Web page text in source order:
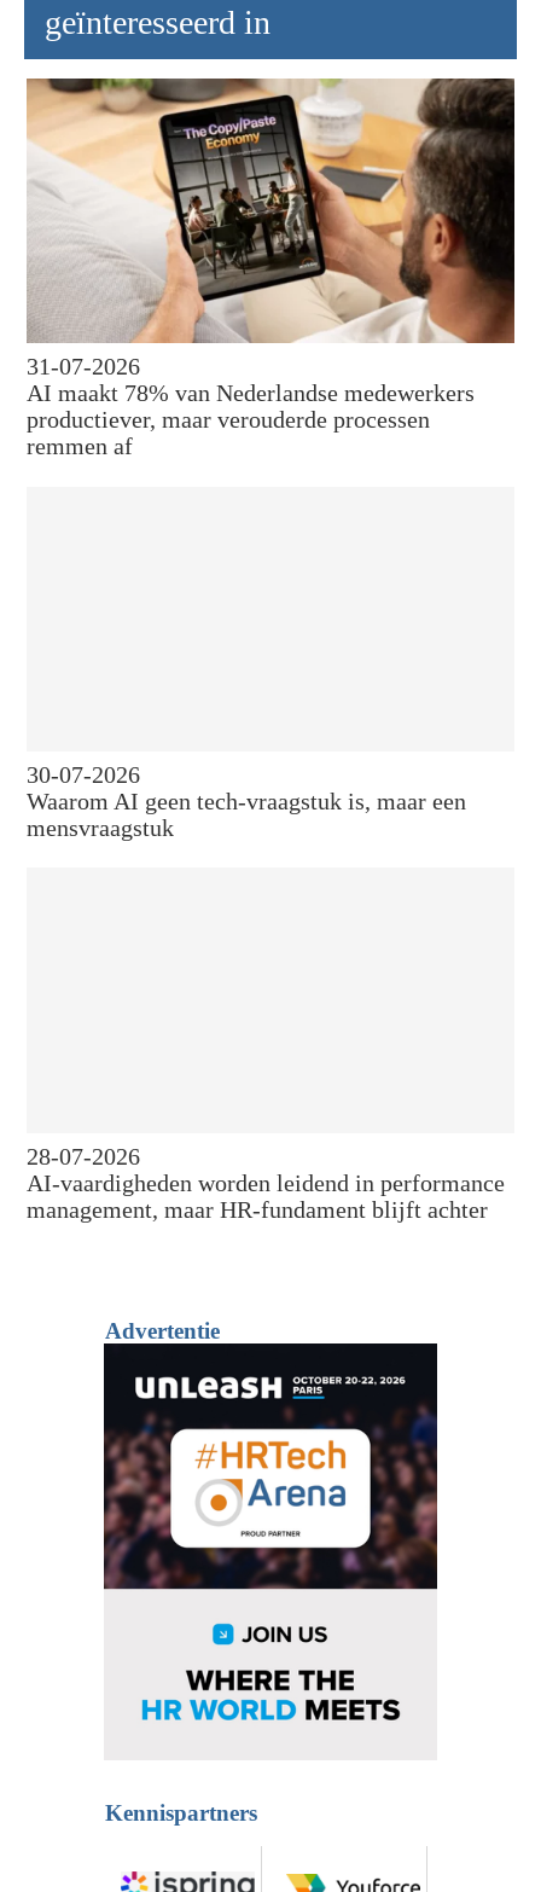
geïnteresseerd in
31-07-2026
AI maakt 78% van Nederlandse medewerkers
productiever, maar verouderde processen
remmen af
30-07-2026
Waarom AI geen tech-vraagstuk is, maar een
mensvraagstuk
28-07-2026
AI-vaardigheden worden leidend in performance
management, maar HR-fundament blijft achter
Advertentie
Kennispartners